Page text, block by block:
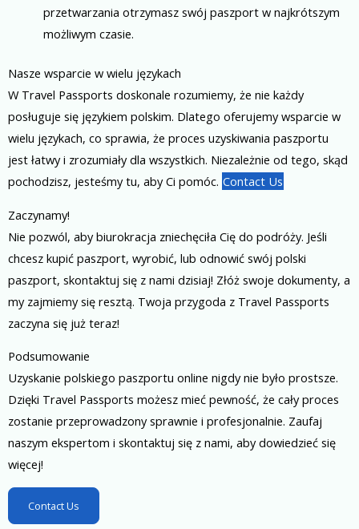
przetwarzania otrzymasz swój paszport w najkrótszym
możliwym czasie.
Nasze wsparcie w wielu językach
W Travel Passports doskonale rozumiemy, że nie każdy
posługuje się językiem polskim. Dlatego oferujemy wsparcie w
wielu językach, co sprawia, że proces uzyskiwania paszportu
jest łatwy i zrozumiały dla wszystkich. Niezależnie od tego, skąd
pochodzisz, jesteśmy tu, aby Ci pomóc. Contact Us
Zaczynamy!
Nie pozwól, aby biurokracja zniechęciła Cię do podróży. Jeśli
chcesz kupić paszport, wyrobić, lub odnowić swój polski
paszport, skontaktuj się z nami dzisiaj! Złóż swoje dokumenty, a
my zajmiemy się resztą. Twoja przygoda z Travel Passports
zaczyna się już teraz!
Podsumowanie
Uzyskanie polskiego paszportu online nigdy nie było prostsze.
Dzięki Travel Passports możesz mieć pewność, że cały proces
zostanie przeprowadzony sprawnie i profesjonalnie. Zaufaj
naszym ekspertom i skontaktuj się z nami, aby dowiedzieć się
więcej!
Contact Us